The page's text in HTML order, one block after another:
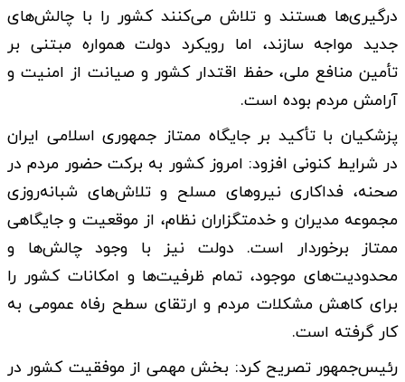
درگیری‌ها هستند و تلاش می‌کنند کشور را با چالش‌های
جدید مواجه سازند، اما رویکرد دولت همواره مبتنی بر
تأمین منافع ملی، حفظ اقتدار کشور و صیانت از امنیت و
آرامش مردم بوده است.
پزشکیان با تأکید بر جایگاه ممتاز جمهوری اسلامی ایران
در شرایط کنونی افزود: امروز کشور به برکت حضور مردم در
صحنه، فداکاری نیروهای مسلح و تلاش‌های شبانه‌روزی
مجموعه مدیران و خدمتگزاران نظام، از موقعیت و جایگاهی
ممتاز برخوردار است. دولت نیز با وجود چالش‌ها و
محدودیت‌های موجود، تمام ظرفیت‌ها و امکانات کشور را
برای کاهش مشکلات مردم و ارتقای سطح رفاه عمومی به
کار گرفته است.
رئیس‌جمهور تصریح کرد: بخش مهمی از موفقیت کشور در